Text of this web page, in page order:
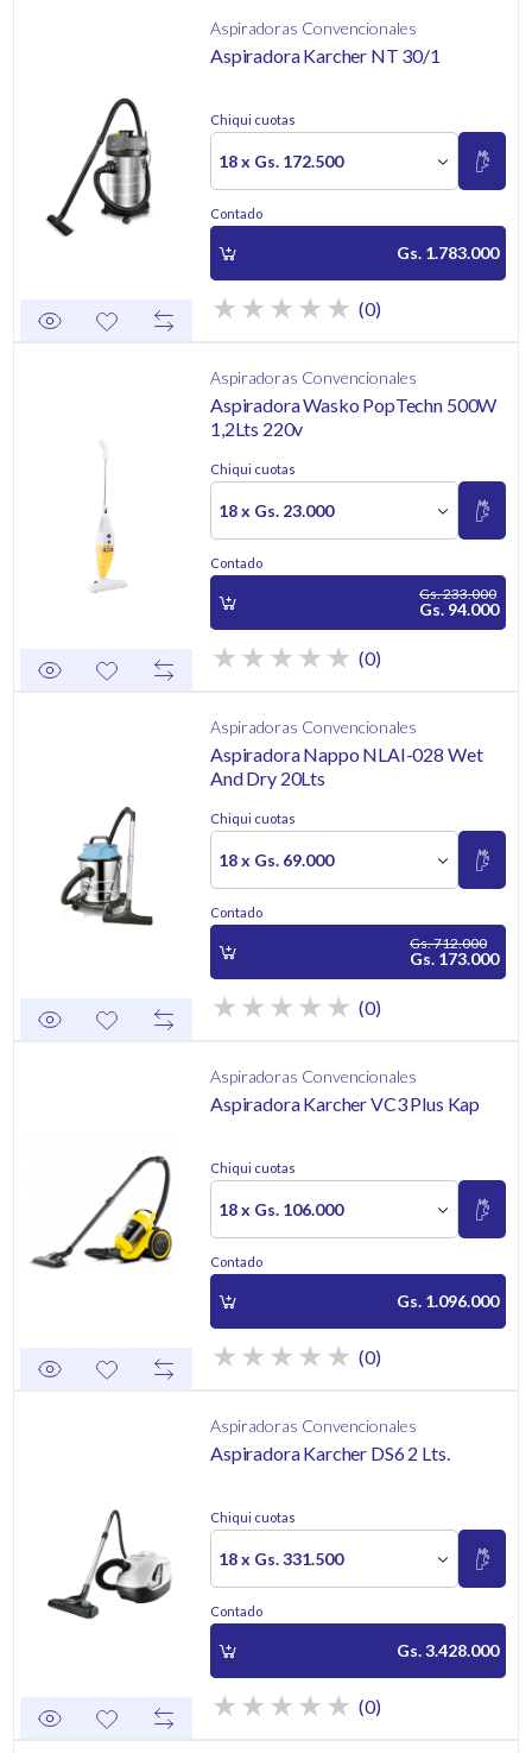
Aspiradoras Convencionales
Aspiradora Karcher NT 30/1
Chiqui cuotas
18 x Gs. 172.500
Contado
Gs. 1.783.000
(0)
Aspiradoras Convencionales
Aspiradora Wasko PopTechn 500W
1,2Lts 220v
Chiqui cuotas
18 x Gs. 23.000
Contado
Gs. 233.000
Gs. 94.000
(0)
Aspiradoras Convencionales
Aspiradora Nappo NLAI-028 Wet
And Dry 20Lts
Chiqui cuotas
18 x Gs. 69.000
Contado
Gs. 712.000
Gs. 173.000
(0)
Aspiradoras Convencionales
Aspiradora Karcher VC3 Plus Kap
Chiqui cuotas
18 x Gs. 106.000
Contado
Gs. 1.096.000
(0)
Aspiradoras Convencionales
Aspiradora Karcher DS6 2 Lts.
Chiqui cuotas
18 x Gs. 331.500
Contado
Gs. 3.428.000
(0)